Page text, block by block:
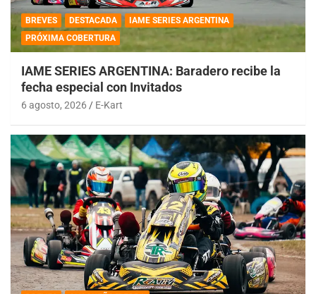
BREVES DESTACADA
IAME SERIES ARGENTINA
PRÓXIMA COBERTURA
IAME SERIES ARGENTINA: Baradero recibe la
fecha especial con Invitados
6 agosto, 2026 E-Kart